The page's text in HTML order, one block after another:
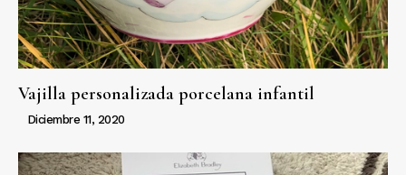
Vajilla personalizada porcelana infantil
Diciembre 11, 2020